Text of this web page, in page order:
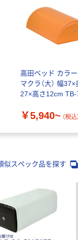
高田ベッド カラ
マクラ（大） 幅
27×高さ12cm
￥5,940~ （税込
似スペック品を探す